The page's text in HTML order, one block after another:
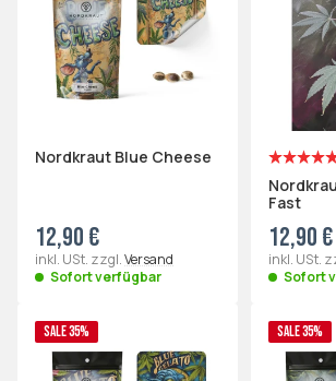
Nordkraut Blue Cheese
12,90 €
inkl. USt. zzgl.Versand
Sofort verfügbar
Fast
12,90 €
inkl. USt.
Sofort
SALE 35% SALE 35%